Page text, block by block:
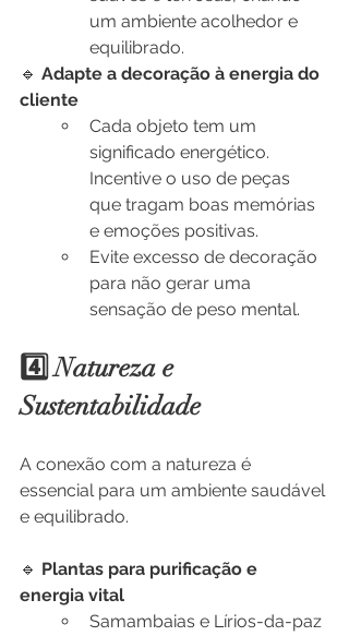
um ambiente acolhedor e
equilibrado.
🔹 Adapte a decoração à energia do
cliente
Cada objeto tem um
significado energético.
Incentive o uso de peças
que tragam boas memórias
e emoções positivas.
Evite excesso de decoração
para não gerar uma
sensação de peso mental.
4️⃣ Natureza e
Sustentabilidade
A conexão com a natureza é
essencial para um ambiente saudável
e equilibrado.
🔹 Plantas para purificação e
energia vital
Samambaias e Lírios-da-paz